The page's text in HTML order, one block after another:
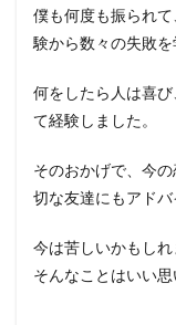
僕も何度も振られ
験から数々の失敗を
何をしたら人は喜
て経験しました。
そのおかげで、今
切な友達にもアド
今は苦しいかもし
そんなことはいい